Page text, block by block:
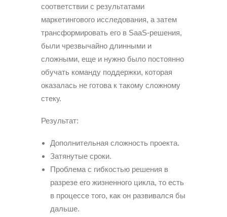
соответствии с результатами
маркетингового исследования, а затем
трансформировать его в SaaS-решения,
были чрезвычайно длинными и
сложными, еще и нужно было постоянно
обучать команду поддержки, которая
оказалась не готова к такому сложному
стеку.
Результат:
Дополнительная сложность проекта.
Затянутые сроки.
Проблема с гибкостью решения в
разрезе его жизненного цикла, то есть
в процессе того, как он развивался бы
дальше.